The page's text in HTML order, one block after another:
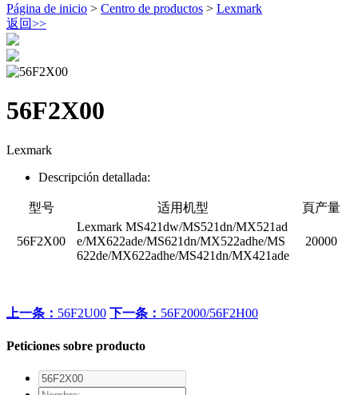
Página de inicio > Centro de productos > Lexmark
返回>>
56F2X00
Lexmark
Descripción detallada:
型号 适用机型 頁产量
56F2X00
Lexmark MS421dw/MS521dn/MX521ad
e/MX622ade/MS621dn/MX522adhe/MS
622de/MX622adhe/MS421dn/MX421ade
20000
上一条： 56F2U00 下一条： 56F2000/56F2H00
Peticiones sobre producto